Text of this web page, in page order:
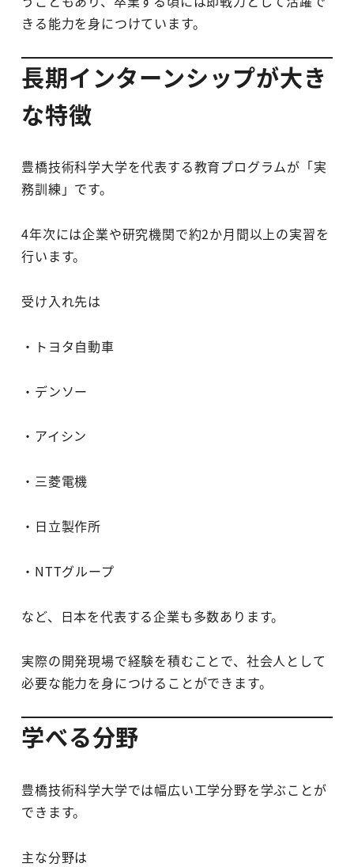
きる能力を身につけています。
長期インターンシップが大き
な特徴
豊橋技術科学大学を代表する教育プログラムが「実
務訓練」です。
4年次には企業や研究機関で約2か月間以上の実習を
行います。
受け入れ先は
・トヨタ自動車
・デンソー
・アイシン
・三菱電機
・日立製作所
・NTTグループ
など、日本を代表する企業も多数あります。
実際の開発現場で経験を積むことで、社会人として
必要な能力を身につけることができます。
学べる分野
豊橋技術科学大学では幅広い工学分野を学ぶことが
できます。
主な分野は